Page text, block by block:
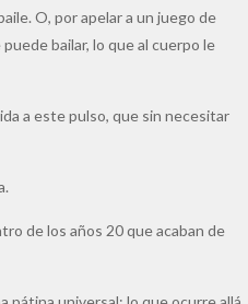
O, por apelar a un juego de
bailar, lo que al cuerpo le
a este pulso, que sin necesitar
de los años 20 que acaban de